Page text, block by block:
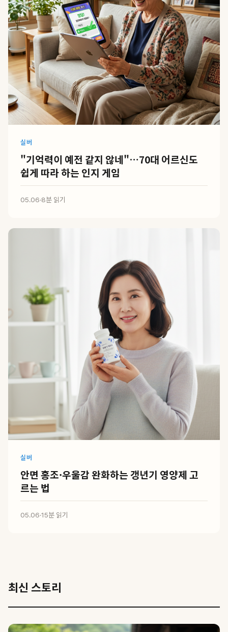
실버
"기억력이 예전 같지 않네"…70대 어르신도
쉽게 따라 하는 인지 게임
05.06·8분 읽기
실버
안면 홍조·우울감 완화하는 갱년기 영양제 고
르는 법
05.06·15분 읽기
최신 스토리